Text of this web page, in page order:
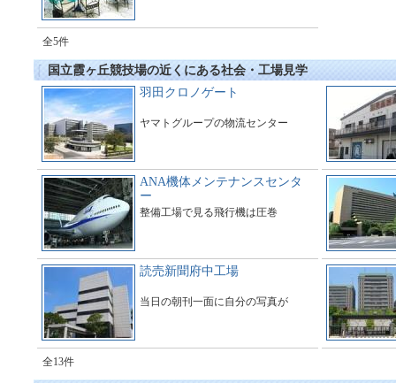
全5件
国立霞ヶ丘競技場の近くにある社会・工場見学
羽田クロノゲート
ヤマトグループの物流センター
ANA機体メンテナンスセンタ
ー
整備工場で見る飛行機は圧巻
読売新聞府中工場
当日の朝刊一面に自分の写真が
全13件